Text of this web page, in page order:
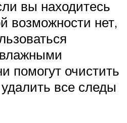
вы находитесь
возможности нет,
помогут очистить
все следы